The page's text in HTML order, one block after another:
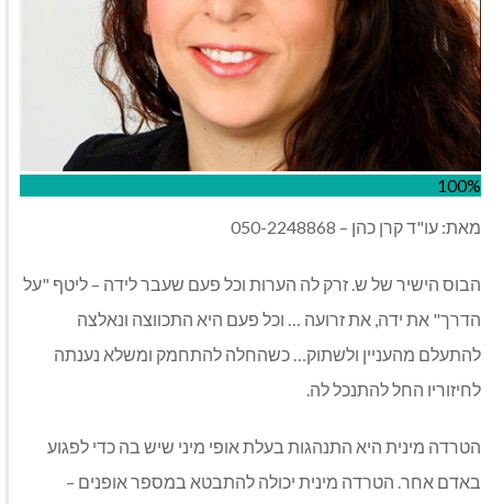
100%
מאת: עו"ד קרן כהן – 050-2248868
הבוס הישיר של ש. זרק לה הערות וכל פעם שעבר לידה – ליטף "על
הדרך" את ידה, את זרועה … וכל פעם היא התכווצה ונאלצה
להתעלם מהעניין ולשתוק… כשהחלה להתחמק ומשלא נענתה
לחיזוריו החל להתנכל לה.
הטרדה מינית היא התנהגות בעלת אופי מיני שיש בה כדי לפגוע
באדם אחר. הטרדה מינית יכולה להתבטא במספר אופנים –